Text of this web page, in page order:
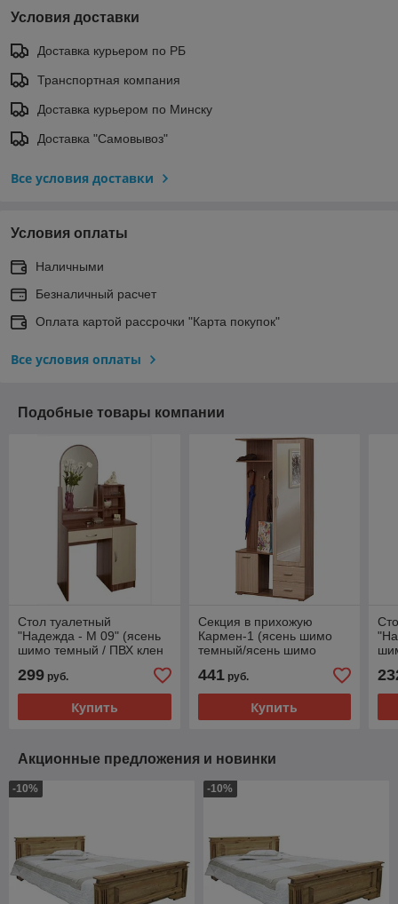
Условия доставки
Доставка курьером по РБ
Транспортная компания
Доставка курьером по Минску
Доставка "Самовывоз"
Все условия доставки
Условия оплаты
Наличными
Безналичный расчет
Оплата картой рассрочки "Карта покупок"
Все условия оплаты
Подобные товары компании
Стол туалетный
"Надежда - М 09" (ясень
шимо темный / ПВХ клен
азия / зеркало) Н Олмеко
299 руб.
Купить
Секция в прихожую
Кармен-1 (ясень шимо
темный/ясень шимо
светлый/зеркало) Олмеко
441руб.
Купить
Акционные предложения и новинки
-10% -10%